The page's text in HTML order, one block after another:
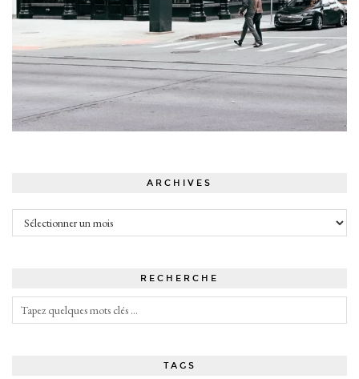
ARCHIVES
Archives
RECHERCHE
TAGS